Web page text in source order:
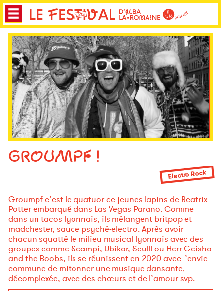
GROUMPF !
Electro Rock
Groumpf c’est le quatuor de jeunes lapins de Beatrix
Potter embarqué dans Las Vegas Parano. Comme
dans un tacos lyonnais, ils mélangent britpop et
madchester, sauce psyché-electro. Après avoir
chacun squatté le milieu musical lyonnais avec des
groupes comme Scampi, Ubikar, Seulll ou Herr Geisha
and the Boobs, ils se réunissent en 2020 avec l’envie
commune de mitonner une musique dansante,
décomplexée, avec des chœurs et de l’amour svp.